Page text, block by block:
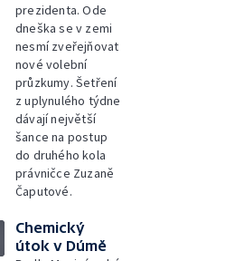
prezidenta. Ode
dneška se v zemi
nesmí zveřejňovat
nové volební
průzkumy. Šetření
z uplynulého týdne
dávají největší
šance na postup
do druhého kola
právničce Zuzaně
Čaputové.
Chemický
útok v Dúmě